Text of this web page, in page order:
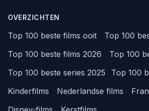
OVERZICHTEN
Top 100 beste films ooit
Top 100
Top 100 beste films 2026
Top 100
Top 100 beste series 2025
Top 100
Kinderfilms
Nederlandse films